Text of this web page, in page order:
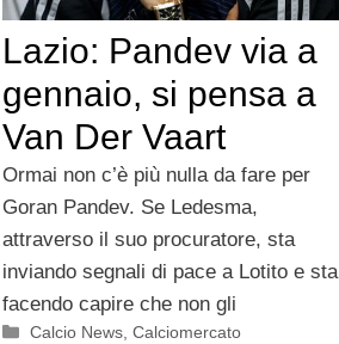
Lazio: Pandev via a
gennaio, si pensa a
Van Der Vaart
Ormai non c’è più nulla da fare per
Goran Pandev. Se Ledesma,
attraverso il suo procuratore, sta
inviando segnali di pace a Lotito e sta
facendo capire che non gli
Categorie
Calcio News ,Calciomercato